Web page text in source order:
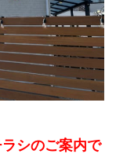
シのご案内で